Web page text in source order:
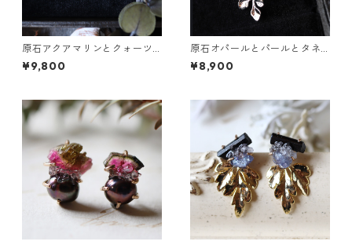
原石アクアマリンとクォーツ
とカニクサの葉ピアス
¥9,800
原石オパールとパールとタネ
ツケバナの葉ピアス
¥8,900